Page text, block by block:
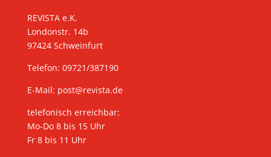
REVISTA e.K.
Londonstr. 14b
97424 Schweinfurt
Telefon: 09721/387190
E-Mail: post@revista.de
telefonisch erreichbar:
Mo-Do 8 bis 15 Uhr
Fr 8 bis 11 Uhr